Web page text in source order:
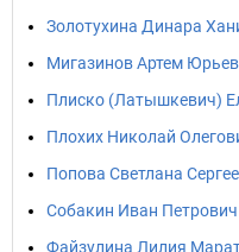
Золотухина Динара
Мигазинов Артем
Плиско (Латышкевич)
Плохих Николай
Попова Светлана
Собакин Иван Петрович
Файзулина Лилия